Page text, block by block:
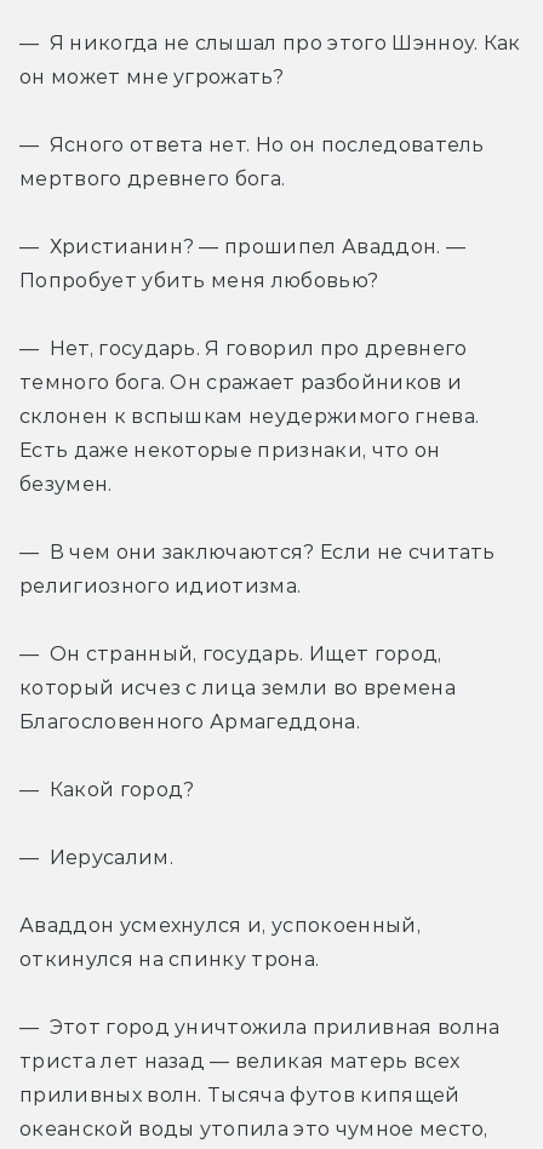
— Я никогда не слышал про этого Шэнноу. Как
он может мне угрожать?
— Ясного ответа нет. Но он последователь
мертвого древнего бога.
— Христианин? — прошипел Аваддон. —
Попробует убить меня любовью?
— Нет, государь. Я говорил про древнего
темного бога. Он сражает разбойников и
склонен к вспышкам неудержимого гнева.
Есть даже некоторые признаки, что он
безумен.
— В чем они заключаются? Если не считать
религиозного идиотизма.
— Он странный, государь. Ищет город,
который исчез с лица земли во времена
Благословенного Армагеддона.
— Какой город?
— Иерусалим.
Аваддон усмехнулся и, успокоенный,
откинулся на спинку трона.
— Этот город уничтожила приливная волна
триста лет назад — великая матерь всех
приливных волн. Тысяча футов кипящей
океанской воды утопила это чумное место,